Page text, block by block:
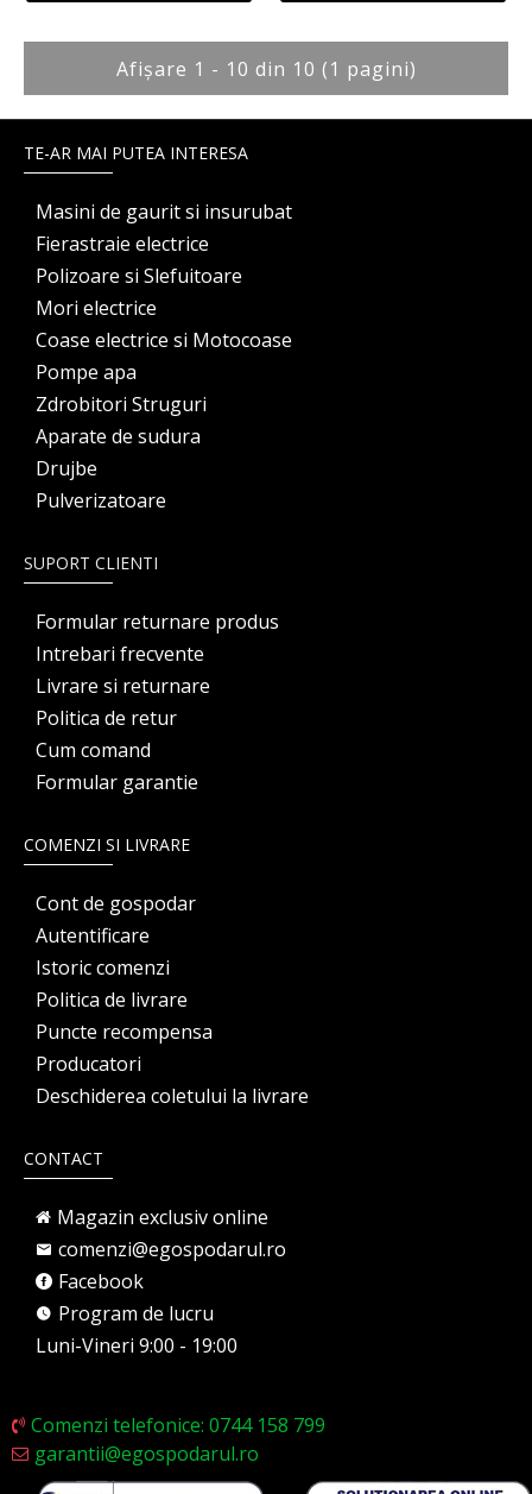
Afişare 1 - 10 din 10 (1 pagini)
TE-AR MAI PUTEA INTERESA
Masini de gaurit si insurubat
Fierastraie electrice
Polizoare si Slefuitoare
Mori electrice
Coase electrice si Motocoase
Pompe apa
Zdrobitori Struguri
Aparate de sudura
Drujbe
Pulverizatoare
SUPORT CLIENTI
Formular returnare produs
Intrebari frecvente
Livrare si returnare
Politica de retur
Cum comand
Formular garantie
COMENZI SI LIVRARE
Cont de gospodar
Autentificare
Istoric comenzi
Politica de livrare
Puncte recompensa
Producatori
Deschiderea coletului la livrare
CONTACT
Magazin exclusiv online
comenzi@egospodarul.ro
Facebook
Program de lucru
Luni-Vineri 9:00 - 19:00
Comenzi telefonice: 0744 158 799
garantii@egospodarul.ro